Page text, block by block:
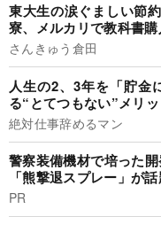
東大生の涙ぐましい節
寮、メルカリで教科書購
さんきゅう倉田
人生の2、3年を「貯金
る“とてつもない”メリッ
絶対仕事辞めるマン
警察装備機材で培った
「熊撃退スプレー」が
PR